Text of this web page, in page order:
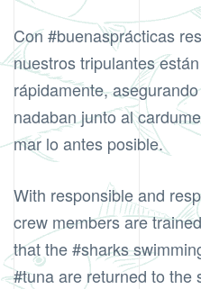
Con#buenasprácticas
nuestros tripulantes
rápidamente,
nadaban junto al
mar lo antes posible.
With responsible and
crew members are
that the #sharks
#tuna are returned to the